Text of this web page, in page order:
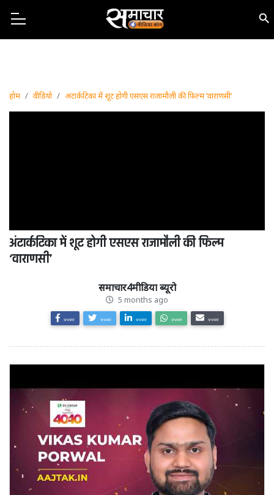
होम वीडियो अंटार्कटिका में शूट होगी एसएस राजामौली की फिल्म ‘वाराणसी’
अंटार्कटिका में शूट होगी एसएस राजामौली की फिल्म
‘वाराणसी’
समाचार4मीडिया ब्यूरो
5 months ago
SHARE SHARE SHARE SHARE SHARE